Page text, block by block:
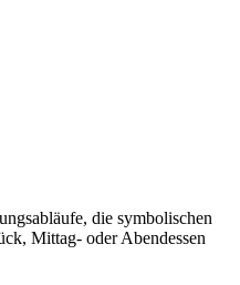
die symbolischen
Mittag- oder Abendessen